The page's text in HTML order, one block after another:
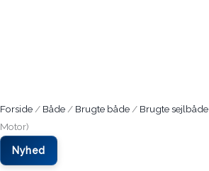
Forside / Både / Brugte både / Brugte sejlbåde
Motor)
Nyhed